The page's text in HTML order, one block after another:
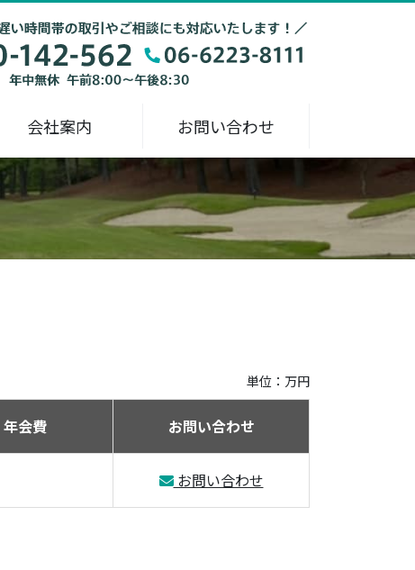
会社案内 お問い合わせ
単位：万円
年会費 お問い合わせ
お問い合わせ